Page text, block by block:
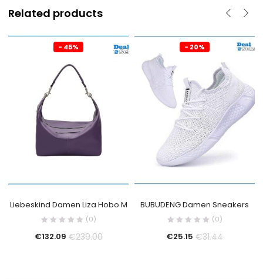
Related products
- 45%
Liebeskind Damen Liza Hobo M
(0)
€132.09 €239.00
- 20%
BUBUDENG Damen Sneakers
(0)
€25.15 €31.44